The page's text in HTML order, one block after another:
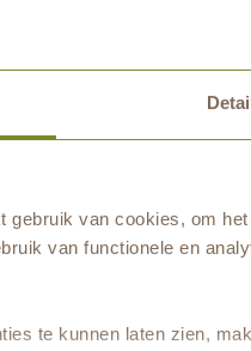
gebruik van cookies, om
van functionele en
te kunnen laten zien,